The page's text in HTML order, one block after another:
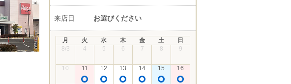
来店日 お選びください
月 火 水 木 金 土
日
8/3
4 5 6 7 8 9
10 11 12 13 14 15 16